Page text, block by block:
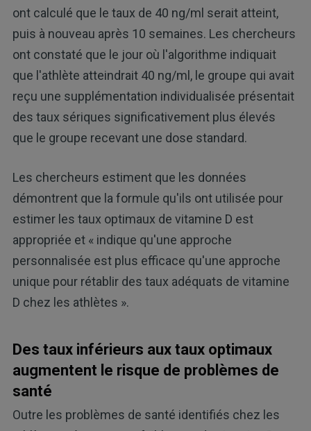
ont calculé que le taux de 40 ng/ml serait atteint,
puis à nouveau après 10 semaines. Les chercheurs
ont constaté que le jour où l'algorithme indiquait
que l'athlète atteindrait 40 ng/ml, le groupe qui avait
reçu une supplémentation individualisée présentait
des taux sériques significativement plus élevés
que le groupe recevant une dose standard.
Les chercheurs estiment que les données
démontrent que la formule qu'ils ont utilisée pour
estimer les taux optimaux de vitamine D est
appropriée et « indique qu'une approche
personnalisée est plus efficace qu'une approche
unique pour rétablir des taux adéquats de vitamine
D chez les athlètes ».
Des taux inférieurs aux taux optimaux
augmentent le risque de problèmes de
santé
Outre les problèmes de santé identifiés chez les